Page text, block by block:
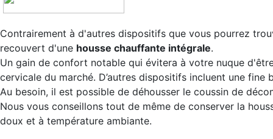
Contrairement à d'autres dispositifs que vous pourrez
recouvert d'une housse chauffante intégrale.
Un gain de confort notable qui évitera à votre nuque
cervicale du marché. D’autres dispositifs incluent une
Au besoin, il est possible de déhousser le coussin de
Nous vous conseillons tout de même de conserver la
doux et à température ambiante.